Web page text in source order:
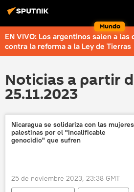
Mundo
EN VIVO: Los argentinos salen a
contra la reforma a la Ley de Tierras
Noticias a partir
25.11.2023
Nicaragua se solidariza con las mujeres
palestinas por el "incalificable
genocidio" que sufren
25 de noviembre 2023, 23:38 GMT